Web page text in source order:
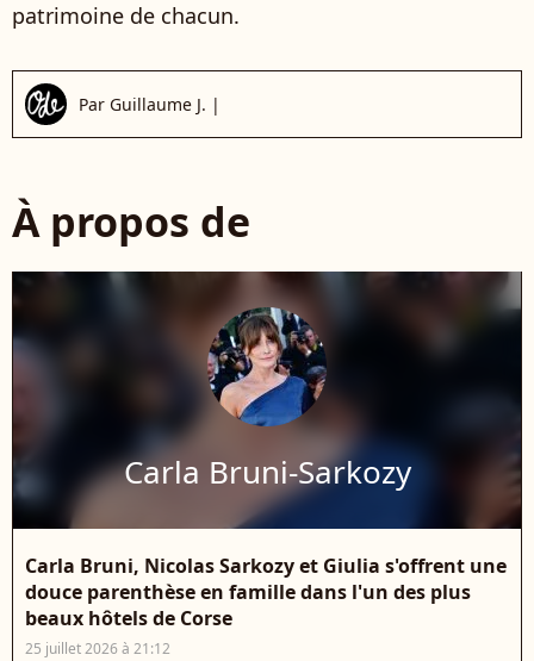
patrimoine de chacun.
Par Guillaume J. |
À propos de
Carla Bruni-Sarkozy
Carla Bruni, Nicolas Sarkozy et Giulia s'offrent une
douce parenthèse en famille dans l'un des plus
beaux hôtels de Corse
25 juillet 2026 à 21:12